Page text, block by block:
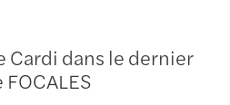
Cardi dans le dernier